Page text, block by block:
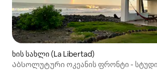
ხის სახლი (La Libertad)
Აბსოლუტური ოკეანის ფრონტი -